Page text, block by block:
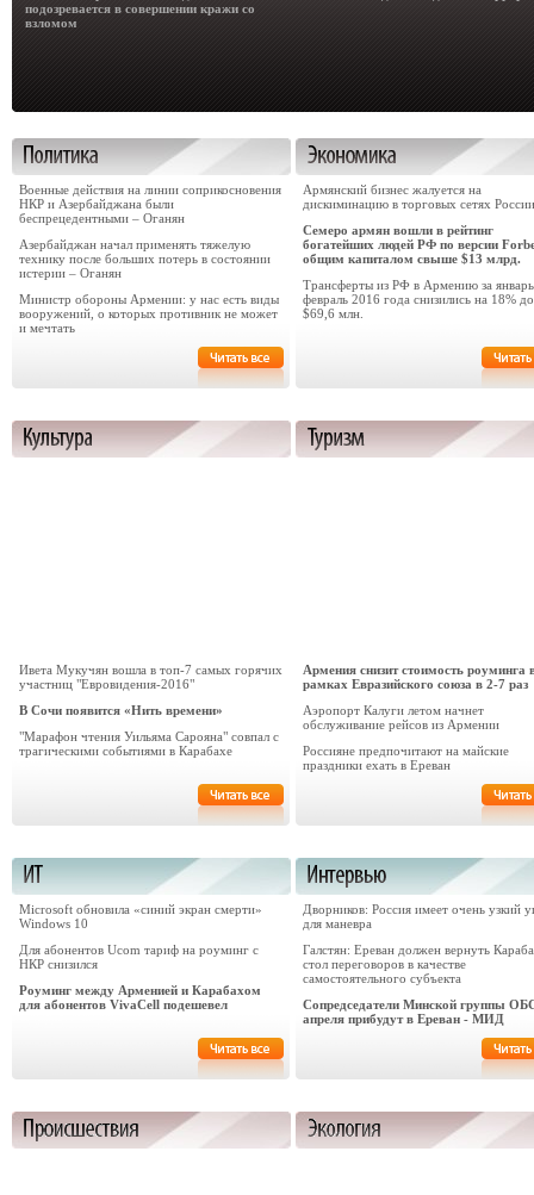
подозревается в совершении кражи со
взломом
Военные действия на линии соприкосновения
НКР и Азербайджана были
беспрецедентными – Оганян
Азербайджан начал применять тяжелую
технику после больших потерь в состоянии
истерии – Оганян
Министр обороны Армении: у нас есть виды
вооружений, о которых противник не может
и мечтать
Армянский бизнес жалуется на
дискиминацию в торговых сетях России
Семеро армян вошли в рейтинг
богатейших людей РФ по версии
общим капиталом свыше $13 млрд.
Трансферты из РФ в Армению за
февраль 2016 года снизились на 18% до
$69,6 млн.
Ивета Мукучян вошла в топ-7 самых горячих
участниц "Евровидения-2016"
В Сочи появится «Нить времени»
"Марафон чтения Уильяма Сарояна" совпал с
трагическими событиями в Карабахе
Армения снизит стоимость роуминга
рамках Евразийского союза в 2-7 раз
Аэропорт Калуги летом начнет
обслуживание рейсов из Армении
Россияне предпочитают на майские
праздники ехать в Ереван
Microsoft обновила «синий экран смерти»
Windows 10
Для абонентов Ucom тариф на роуминг с
НКР снизился
Роуминг между Арменией и Карабахом
для абонентов VivaCell подешевел
Дворников: Россия имеет очень узкий
для маневра
Галстян: Ереван должен вернуть
стол переговоров в качестве
самостоятельного субъекта
Сопредседатели Минской группы
апреля прибудут в Ереван - МИД